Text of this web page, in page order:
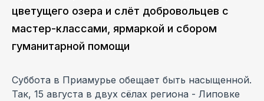
цветущего озера и слёт добровольцев с
мастер-классами, ярмаркой и сбором
гуманитарной помощи
Суббота в Приамурье обещает быть насыщенной.
Так, 15 августа в двух сёлах региона - Липовке